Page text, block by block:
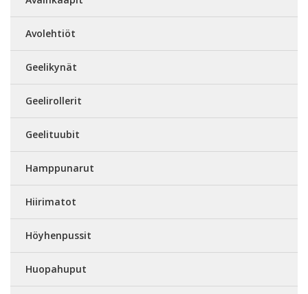
Avolehtiöt
Geelikynät
Geelirollerit
Geelituubit
Hamppunarut
Hiirimatot
Höyhenpussit
Huopahuput